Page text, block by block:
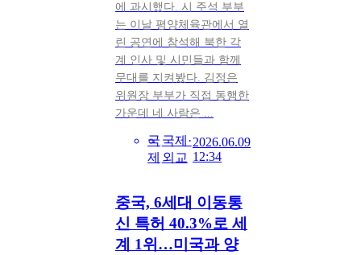
에 과시했다. 시 주석 부부
는 이날 평양체육관에서 열
린 공연에 참석해 북한 각
계 인사 및 시민들과 함께
무대를 지켜봤다. 김정은
위원장 부부가 직접 동행한
가운데 네 사람은 ...
국
제
국제·
외교
2026.06.09
12:34
중국, 6세대 이동통
신 특허 40.3%로 세
계 1위…미국과 양